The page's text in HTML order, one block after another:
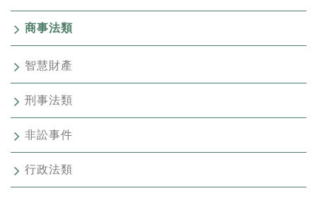
商事法類
智慧財產
刑事法類
非訟事件
行政法類